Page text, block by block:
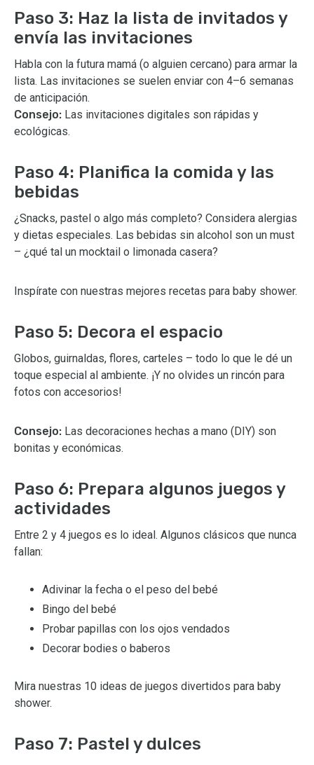
Paso 3: Haz la lista de invitados y
envía las invitaciones
Habla con la futura mamá (o alguien cercano) para armar la
lista. Las invitaciones se suelen enviar con 4–6 semanas
de anticipación.
Consejo: Las invitaciones digitales son rápidas y
ecológicas.
Paso 4: Planifica la comida y las
bebidas
¿Snacks, pastel o algo más completo? Considera alergias
y dietas especiales. Las bebidas sin alcohol son un must
– ¿qué tal un mocktail o limonada casera?
Inspírate con nuestras mejores recetas para baby shower.
Paso 5: Decora el espacio
Globos, guirnaldas, flores, carteles – todo lo que le dé un
toque especial al ambiente. ¡Y no olvides un rincón para
fotos con accesorios!
Consejo: Las decoraciones hechas a mano (DIY) son
bonitas y económicas.
Paso 6: Prepara algunos juegos y
actividades
Entre 2 y 4 juegos es lo ideal. Algunos clásicos que nunca
fallan:
Adivinar la fecha o el peso del bebé
Bingo del bebé
Probar papillas con los ojos vendados
Decorar bodies o baberos
Mira nuestras 10 ideas de juegos divertidos para baby
shower.
Paso 7: Pastel y dulces